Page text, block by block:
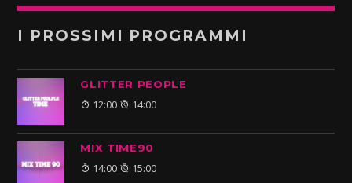
I PROSSIMI PROGRAMMI
GLITTER PEOPLE
12:00 14:00
MIX TIME90
14:00 15:00